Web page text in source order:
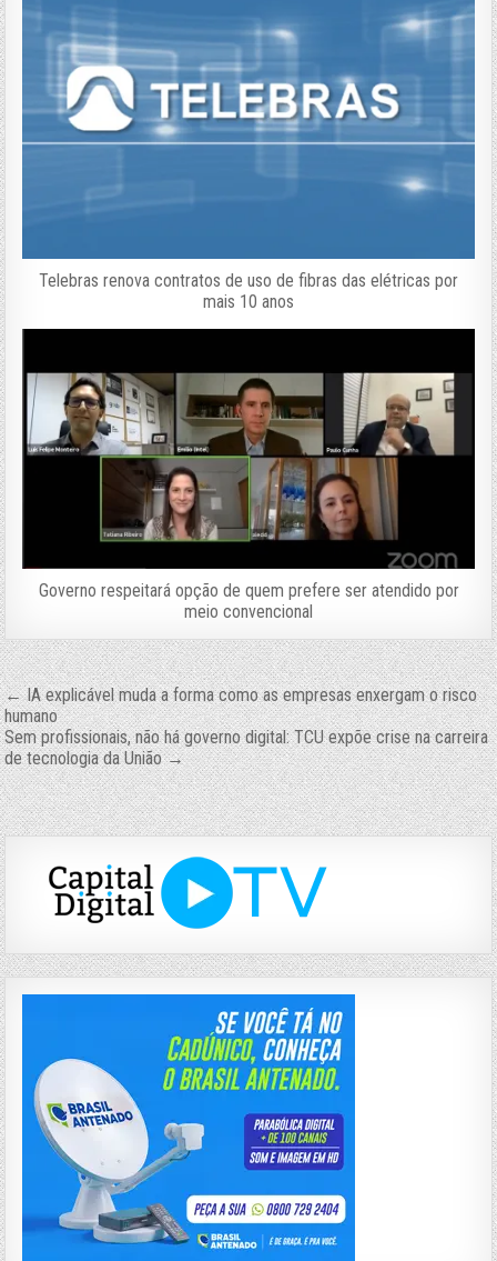
Telebras renova contratos de uso de fibras das elétricas por
mais 10 anos
Governo respeitará opção de quem prefere ser atendido por
meio convencional
Navegação
de
Post
← IA explicável muda a forma como as empresas enxergam o risco
humano
Sem profissionais, não há governo digital: TCU expõe crise na carreira
de tecnologia da União →